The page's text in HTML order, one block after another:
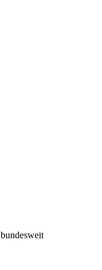
bundesweit